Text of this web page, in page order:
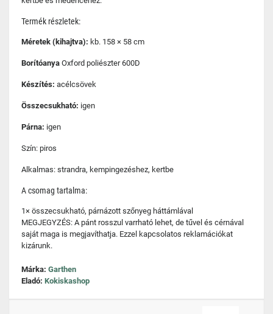
Termék részletek:
Méretek (kihajtva): kb. 158 × 58 cm
Borítóanya Oxford poliészter 600D
Készítés: acélcsövek
Összecsukható: igen
Párna: igen
Szín: piros
Alkalmas: strandra, kempingezéshez, kertbe
A csomag tartalma:
1× összecsukható, párnázott szőnyeg háttámlával
MEGJEGYZÉS: A pánt rosszul varrható lehet, de tűvel és cérnával
saját maga is megjavíthatja. Ezzel kapcsolatos reklamációkat
kizárunk.
Márka: Garthen
Eladó: Kokiskashop